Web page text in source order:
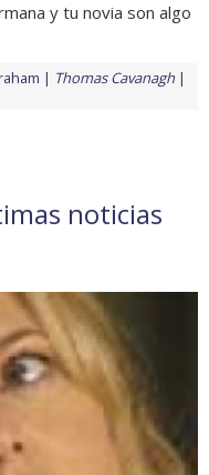
y tu novia son algo
Thomas Cavanagh
noticias